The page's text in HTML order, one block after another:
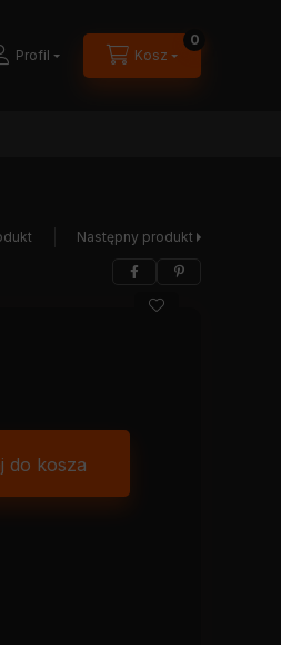
Profil Kosz
0
Następny produkt
do kosza